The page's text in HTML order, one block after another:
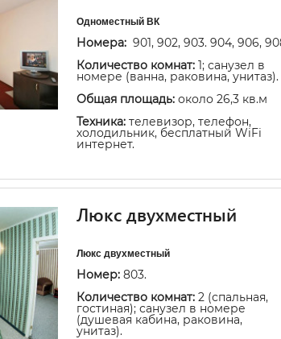
Одноместный ВК
Номера:901, 902, 903. 904, 906,
Количество комнат:1; санузел в
номере (ванна, раковина, унитаз).
Общая площадь:около 26,3 кв.м
Техника:телевизор, телефон,
холодильник, бесплатный WiFi
интернет.
Люкс двухместный
Люкс двухместный
Номер: 803.
Количество комнат: 2 (спальная,
гостиная); санузел в номере
(душевая кабина, раковина,
унитаз).